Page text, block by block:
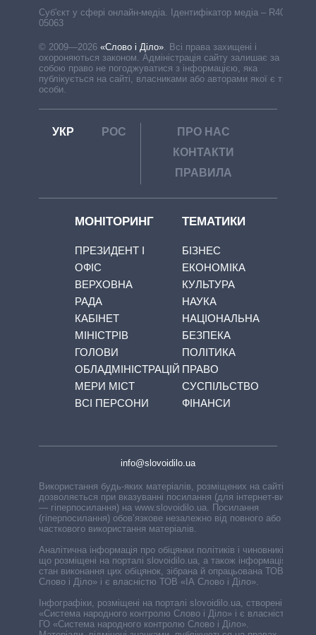
Cуб'єкт у сфері онлайн-медіа. Ідентифікатор медіа – R40-
05063
© 2009—2026 «Слово і Діло». Всі права захищені і
охороняються законом. Адміністрація сайту залишає за
собою право не погоджуватися з інформацією, яка
публікується на сайті, власниками або авторами якої є треті
особи.
УКР РОС
ПРО НАС
КОНТАКТИ
ПРАВИЛА
МОНІТОРИНГ
ПРЕЗИДЕНТ І
ОФІС
ВЕРХОВНА
РАДА
КАБІНЕТ
МІНІСТРІВ
ГОЛОВИ
ОБЛАДМІНІСТРАЦІЙ
МЕРИ МІСТ
ВСІ ПЕРСОНИ
ТЕМАТИКИ
БІЗНЕС
ЕКОНОМІКА
КУЛЬТУРА
НАУКА
НАЦІОНАЛЬНА
БЕЗПЕКА
ПОЛІТИКА
ПРАВО
СУСПІЛЬСТВО
ФІНАНСИ
info@slovoidilo.ua
Використання будь-яких матеріалів, розміщених на сайті,
дозволяється при вказуванні посилання (для інтернет-видань
— гіперпосилання) на www.slovoidilo.ua. Посилання
(гіперпосилання) обов’язкове незалежно від повного або
часткового використання матеріалів.
Аналітична інформація про обіцянки політиків і чиновників,
що розміщені на порталі slovoidilo.ua, а також інформація про
стан виконання цих обіцянок, зібрана й опрацьована ТОВ «ІА
Слово і Діло» і є власністю ТОВ «ІА Слово і Діло».
Інфографіки, розміщені на порталі slovoidilo.ua, створені ГО
«Система народного контролю Слово і Діло» і є власністю
ГО «Система народного контролю Слово і Діло».